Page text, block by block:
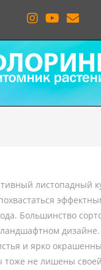
листопадный
Большинство
дизайне.
и ярко
тоже не лишены